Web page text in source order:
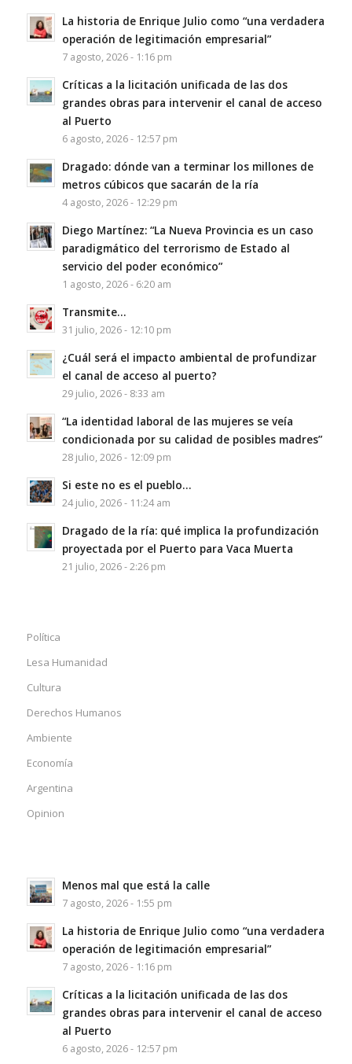
La historia de Enrique Julio como “una verdadera
operación de legitimación empresarial”
7 agosto, 2026 - 1:16 pm
Críticas a la licitación unificada de las dos
grandes obras para intervenir el canal de acceso
al Puerto
6 agosto, 2026 - 12:57 pm
Dragado: dónde van a terminar los millones de
metros cúbicos que sacarán de la ría
4 agosto, 2026 - 12:29 pm
Diego Martínez: “La Nueva Provincia es un caso
paradigmático del terrorismo de Estado al
servicio del poder económico”
1 agosto, 2026 - 6:20 am
Transmite…
31 julio, 2026 - 12:10 pm
¿Cuál será el impacto ambiental de profundizar
el canal de acceso al puerto?
29 julio, 2026 - 8:33 am
“La identidad laboral de las mujeres se veía
condicionada por su calidad de posibles madres”
28 julio, 2026 - 12:09 pm
Si este no es el pueblo…
24 julio, 2026 - 11:24 am
Dragado de la ría: qué implica la profundización
proyectada por el Puerto para Vaca Muerta
21 julio, 2026 - 2:26 pm
Política
Lesa Humanidad
Cultura
Derechos Humanos
Ambiente
Economía
Argentina
Opinion
Menos mal que está la calle
7 agosto, 2026 - 1:55 pm
La historia de Enrique Julio como “una verdadera
operación de legitimación empresarial”
7 agosto, 2026 - 1:16 pm
Críticas a la licitación unificada de las dos
grandes obras para intervenir el canal de acceso
al Puerto
6 agosto, 2026 - 12:57 pm